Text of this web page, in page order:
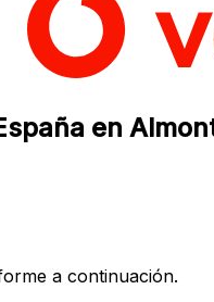
en
a continuación.